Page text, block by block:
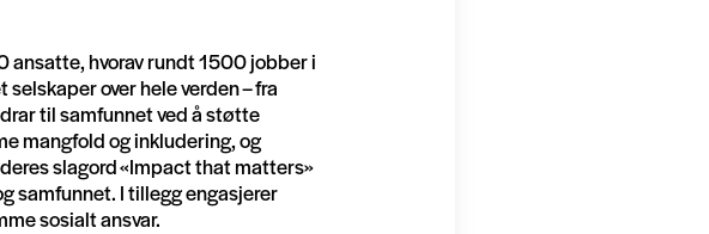
hvorav rundt 1500 jobber i
over hele verden – fra
til samfunnet ved å støtte
mangfold og inkludering, og
slagord «Impact that matters»
samfunnet. I tillegg engasjerer
sosialt ansvar.